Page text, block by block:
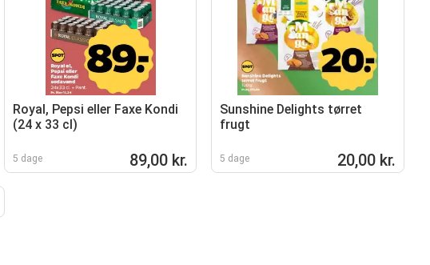
Royal, Pepsi eller Faxe Kondi
(24 x 33 cl)
5 dage 89,00 kr.
Sunshine Delights tørret
frugt
5 dage 20,00 kr.